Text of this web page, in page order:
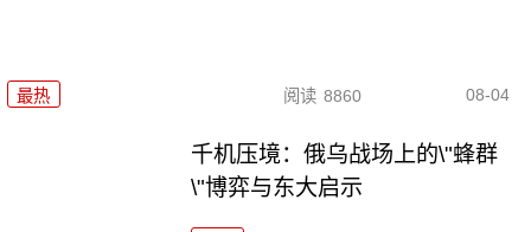
最热 阅读 8860 08-04
千机压境：俄乌战场上的\"蜂群
\"博弈与东大启示